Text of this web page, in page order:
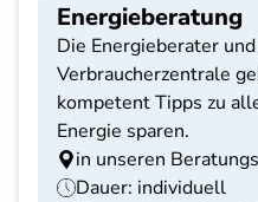
Energieberatung
Die Energieberater
Verbraucherzentrale
kompetent Tipps zu
Energie sparen.
in unseren
Dauer: individuell